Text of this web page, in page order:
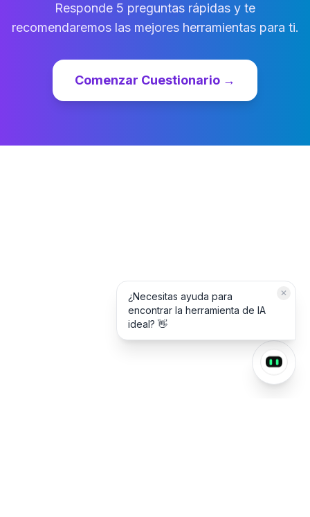
Responde 5 preguntas rápidas y te
recomendaremos las mejores herramientas para ti.
Comenzar Cuestionario →
🎁 ¡Descarga gratis la colección
de prompts en PDF!